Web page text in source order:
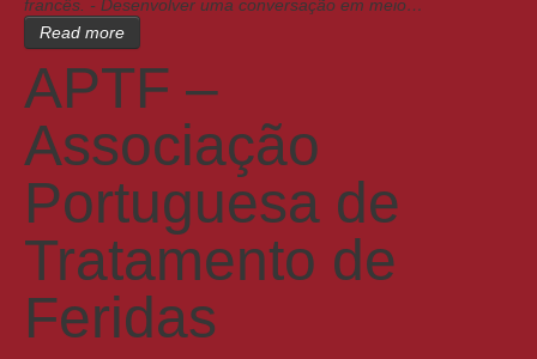
francês. - Desenvolver uma conversação em meio…
Read more
APTF –
Associação
Portuguesa de
Tratamento de
Feridas